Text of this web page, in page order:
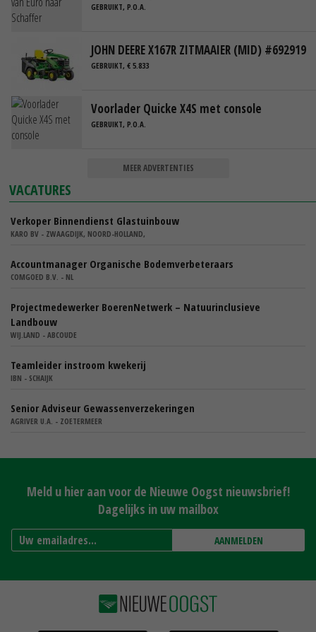
GEBRUIKT, P.O.A.
JOHN DEERE X167R ZITMAAIER (MID) #692919
GEBRUIKT, € 5.833
Voorlader Quicke X4S met console
GEBRUIKT, P.O.A.
MEER ADVERTENTIES
VACATURES
Verkoper Binnendienst Glastuinbouw
KARO BV - ZWAAGDIJK, NOORD-HOLLAND,
Accountmanager Organische Bodemverbeteraars
COMGOED B.V. - NL
Projectmedewerker BoerenNetwerk – Natuurinclusieve
Landbouw
WIJ.LAND - ABCOUDE
Teamleider instroom kwekerij
IBN - SCHAIJK
Senior Adviseur Gewassenverzekeringen
AGRIVER U.A. - ZOETERMEER
Meld u hier aan voor de Nieuwe Oogst nieuwsbrief!
Dagelijks in uw mailbox
AANMELDEN